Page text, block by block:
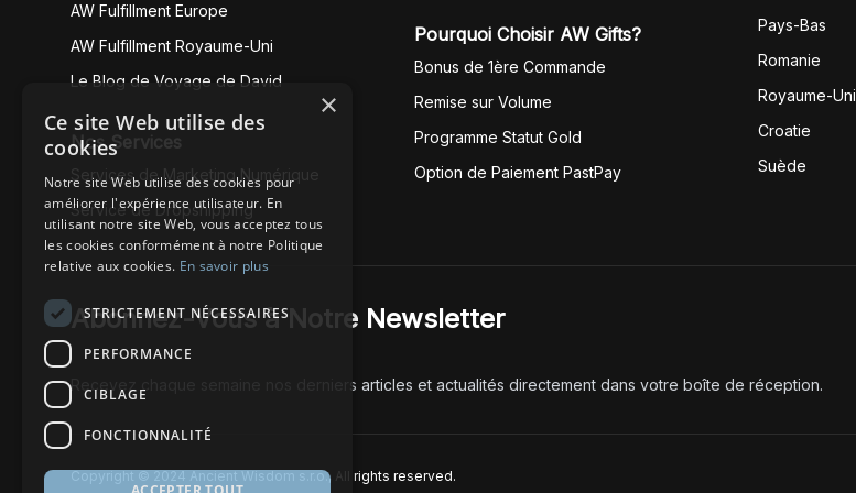
AW Fulfillment Europe
AW Fulfillment Royaume-Uni
Le Blog de Voyage de David
Nos Services
Services de Marketing Numérique
Service de Dropshipping
Pourquoi Choisir AW Gifts?
Bonus de 1ère Commande
Remise sur Volume
Programme Statut Gold
Option de Paiement PastPay
Pays-Bas
Romanie
Royaume-Uni
Croatie
Suède
Abonnez-Vous à Notre Newsletter
Recevez chaque semaine nos derniers articles et actualités directement dans votre boîte de réception.
Copyright © 2024 Ancient Wisdom s.r.o., All rights reserved.
×
Ce site Web utilise des
cookies
Notre site Web utilise des cookies pour
améliorer l'expérience utilisateur. En
utilisant notre site Web, vous acceptez tous
les cookies conformément à notre Politique
relative aux cookies. En savoir plus
STRICTEMENT NÉCESSAIRES
PERFORMANCE
CIBLAGE
FONCTIONNALITÉ